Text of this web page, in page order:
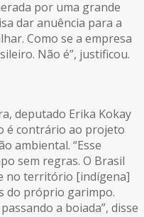
por uma grande
dar anuência para a
Como se a empresa
Não é”, justificou.
deputado Erika Kokay
é contrário ao projeto
ambiental. “Esse
sem regras. O Brasil
no território [indígena]
do próprio garimpo.
a boiada”, disse